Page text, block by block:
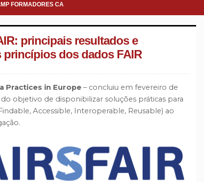
FORMADORES CA
principais resultados e
dos dados FAIR
Practices in Europe – concluiu em fevereiro de
objetivo de disponibilizar soluções práticas para
Accessible, Interoperable, Reusable) ao